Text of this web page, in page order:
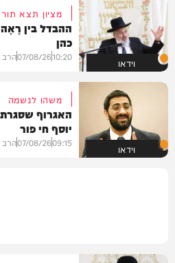
וידאו
מציון תצא
ההבדל בין רָאָה
כהן
10:20
07/08/26הרב
וידאו
משהו לנשמה
האגרוף
יוסף חי פור
09:15
07/08/26הרב